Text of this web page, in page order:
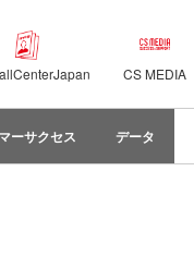
CS MEDIA
ーサクセス データ